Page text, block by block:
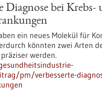
Diagnose bei Krebs-
ein neues Molekül für
könnten zwei Arten
werden.
pm/verbesserte-